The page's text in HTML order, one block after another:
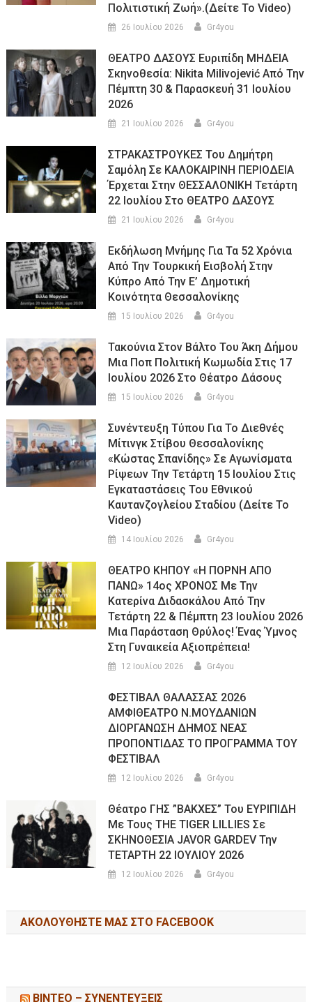
Πολιτιστική Ζωή».(Δείτε Το Video)
26 Ιουλίου 2026 Gr4you
ΘΕΑΤΡΟ ΔΑΣΟΥΣ Ευριπίδη ΜΗΔΕΙΑ
Σκηνοθεσία: Nikita Milivojević Από Την
Πέμπτη 30 & Παρασκευή 31 Ιουλίου
2026
21 Ιουλίου 2026 Gr4you
ΣΤΡΑΚΑΣΤΡΟΥΚΕΣ Του Δημήτρη
Σαμόλη Σε ΚΑΛΟΚΑΙΡΙΝΗ ΠΕΡΙΟΔΕΙΑ
Έρχεται Στην ΘΕΣΣΑΛΟΝΙΚΗ Τετάρτη
22 Ιουλίου Στο ΘΕΑΤΡΟ ΔΑΣΟΥΣ
21 Ιουλίου 2026 Gr4you
Εκδήλωση Μνήμης Για Τα 52 Χρόνια
Από Την Τουρκική Εισβολή Στην
Κύπρο Από Την Ε’ Δημοτική
Κοινότητα Θεσσαλονίκης
15 Ιουλίου 2026 Gr4you
Τακούνια Στον Βάλτο Του Άκη Δήμου
Μια Ποπ Πολιτική Κωμωδία Στις 17
Ιουλίου 2026 Στο Θέατρο Δάσους
15 Ιουλίου 2026 Gr4you
Συνέντευξη Τύπου Για Το Διεθνές
Μίτινγκ Στίβου Θεσσαλονίκης
«Κώστας Σπανίδης» Σε Αγωνίσματα
Ρίψεων Την Τετάρτη 15 Ιουλίου Στις
Εγκαταστάσεις Του Εθνικού
Καυτανζογλείου Σταδίου (Δείτε Το
Video)
14 Ιουλίου 2026 Gr4you
ΘΕΑΤΡΟ ΚΗΠΟΥ «Η ΠΟΡΝΗ ΑΠΟ
ΠΑΝΩ» 14ος ΧΡΟΝΟΣ Με Την
Κατερίνα Διδασκάλου Από Την
Τετάρτη 22 & Πέμπτη 23 Ιουλίου 2026
Μια Παράσταση Θρύλος! Ένας Ύμνος
Στη Γυναικεία Αξιοπρέπεια!
12 Ιουλίου 2026 Gr4you
ΦΕΣΤΙΒΑΛ ΘΑΛΑΣΣΑΣ 2026
ΑΜΦΙΘΕΑΤΡΟ Ν.ΜΟΥΔΑΝΙΩΝ
ΔΙΟΡΓΑΝΩΣΗ ΔΗΜΟΣ ΝΕΑΣ
ΠΡΟΠΟΝΤΙΔΑΣ ΤΟ ΠΡΟΓΡΑΜΜΑ ΤΟΥ
ΦΕΣΤΙΒΑΛ
12 Ιουλίου 2026 Gr4you
Θέατρο ΓΗΣ ”ΒΑΚΧΕΣ” Του ΕΥΡΙΠΙΔΗ
Με Τους THE TIGER LILLIES Σε
ΣΚΗΝΟΘΕΣΙΑ JAVOR GARDEV Την
ΤΕΤΑΡΤΗ 22 ΙΟΥΛΙΟΥ 2026
12 Ιουλίου 2026 Gr4you
ΑΚΟΛΟΥΘΉΣΤΕ ΜΑΣ ΣΤΟ FACEBOOK
ΒΙΝΤΕΟ – ΣΥΝΕΝΤΕΥΞΕΙΣ